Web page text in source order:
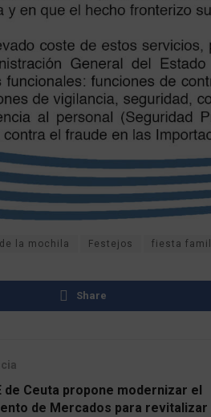
la mochila Festejos fiesta
Share
de Ceuta propone modernizar el
de Mercados para revitalizar